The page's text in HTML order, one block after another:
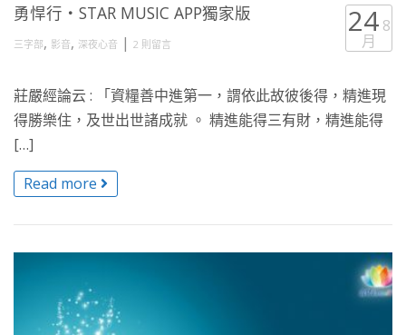
勇悍行・STAR MUSIC APP獨家版
三字部, 影音, 深夜心音 | 2 則留言
24 8
月
莊嚴經論云 : 「資糧善中進第一，謂依此故彼後得，精進現
得勝樂住，及世出世諸成就 。 精進能得三有財，精進能得
[…]
Read more